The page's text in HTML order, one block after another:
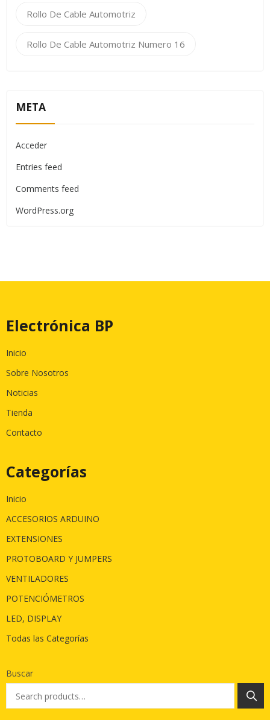
Rollo De Cable Automotriz
Rollo De Cable Automotriz Numero 16
META
Acceder
Entries feed
Comments feed
WordPress.org
Electrónica BP
Inicio
Sobre Nosotros
Noticias
Tienda
Contacto
Categorías
Inicio
ACCESORIOS ARDUINO
EXTENSIONES
PROTOBOARD Y JUMPERS
VENTILADORES
POTENCIÓMETROS
LED, DISPLAY
Todas las Categorías
Buscar